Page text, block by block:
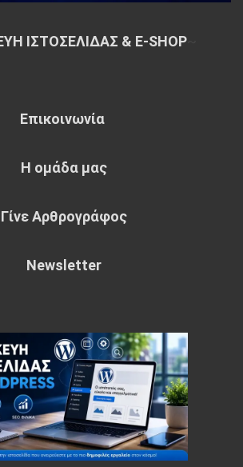
ΙΣΤΟΣΕΛΙΔΑΣ & E-SHOP~
Επικοινωνία
Η ομάδα μας
Γίνε Αρθρογράφος
Newsletter